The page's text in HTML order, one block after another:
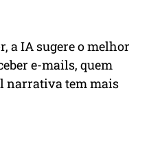
a IA sugere o melhor
e-mails, quem
narrativa tem mais